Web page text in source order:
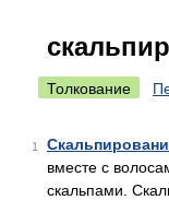
Толкование
1
вместе с
скальпами.